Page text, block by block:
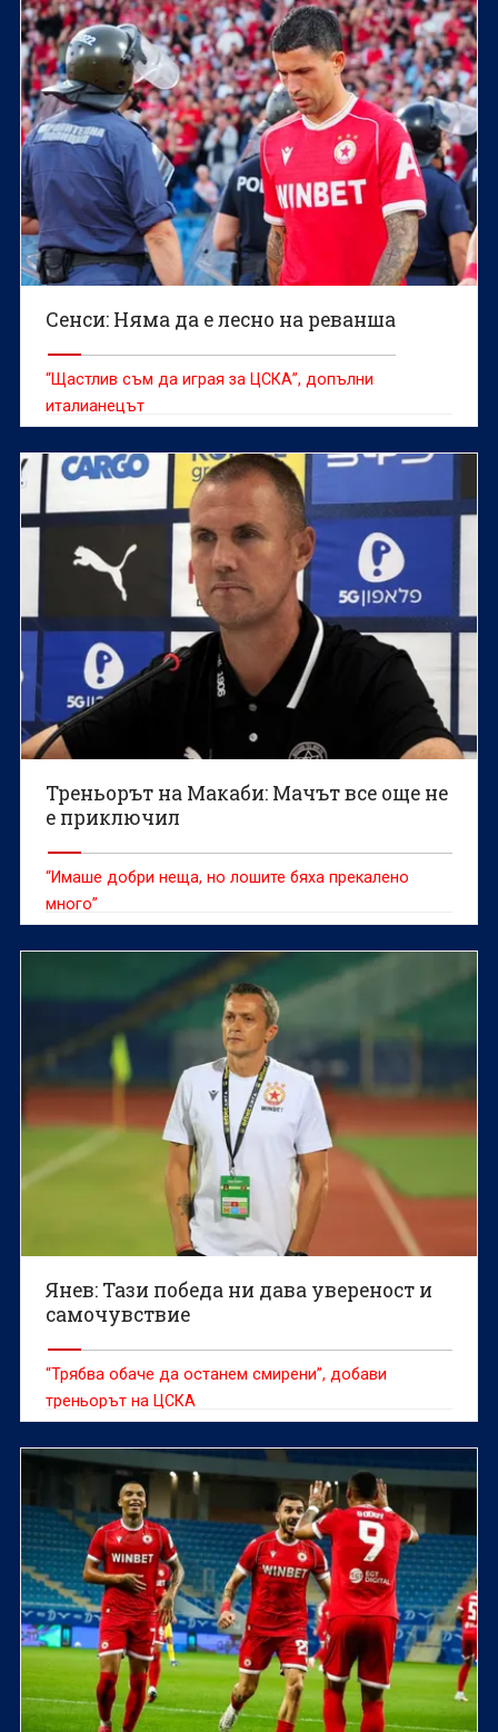
Сенси: Няма да е лесно на реванша
“Щастлив съм да играя за ЦСКА”, допълни
италианецът
Треньорът на Макаби: Мачът все още не
е приключил
“Имаше добри неща, но лошите бяха прекалено
много”
Янев: Тази победа ни дава увереност и
самочувствие
“Трябва обаче да останем смирени”, добави
треньорът на ЦСКА